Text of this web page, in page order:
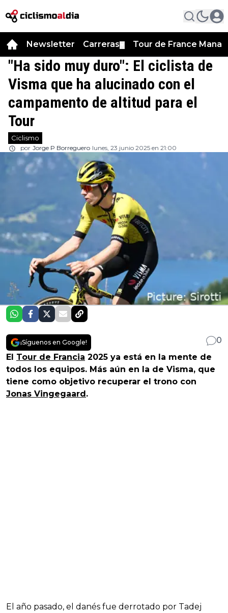
Newsletter Carreras Tour de France
"Ha sido muy duro": El ciclista de
Visma que ha alucinado con el
campamento de altitud para el
Tour
Ciclismo
por Jorge P Borreguero lunes, 23 junio 2025 en 21:00
¡Síguenos en Google!
0
El Tour de Francia 2025 ya está en la mente de
todos los equipos. Más aún en la de Visma, que
tiene como objetivo recuperar el trono con
Jonas Vingegaard.
El año pasado, el danés fue derrotado por Tadej